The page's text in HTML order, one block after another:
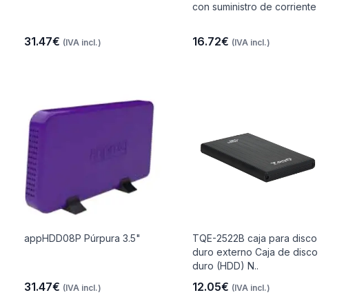
31.47€ (IVA incl.)
con suministro de corriente
16.72€ (IVA incl.)
appHDD08P Púrpura 3.5"
31.47€ (IVA incl.)
TQE-2522B caja para disco
duro externo Caja de disco
duro (HDD) N..
12.05€ (IVA incl.)